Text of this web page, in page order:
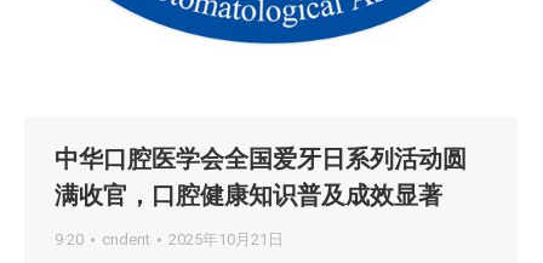
中华口腔医学会全国爱牙日系列活动圆
满收官，口腔健康知识普及成效显著
9·20 cndent 2025年10月21日